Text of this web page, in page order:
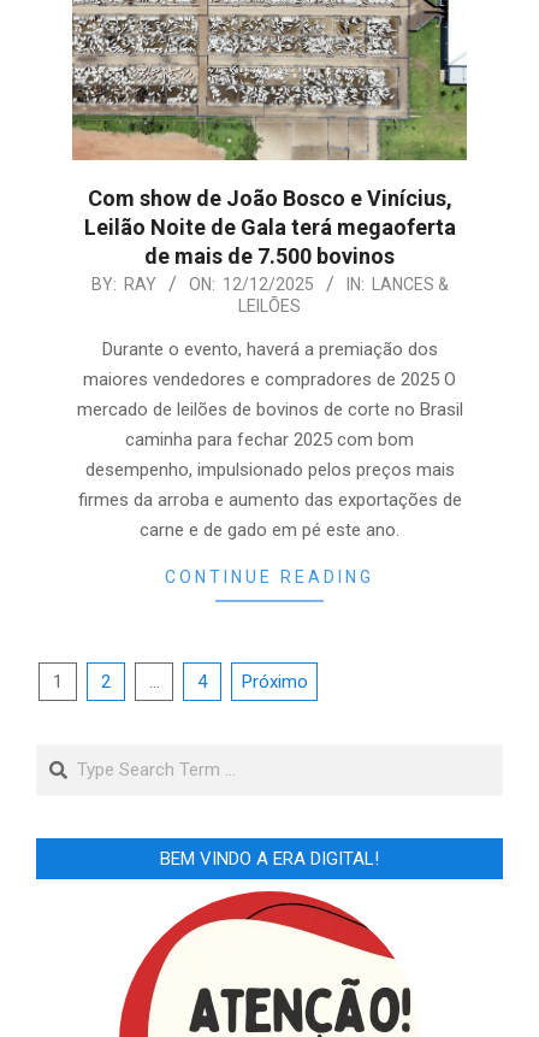
Com show de João Bosco e Vinícius,
Leilão Noite de Gala terá megaoferta
de mais de 7.500 bovinos
2025-
BY: RAY ON: 12/12/2025 IN:
LANCES &
LEILÕES
Durante o evento, haverá a premiação dos
maiores vendedores e compradores de 2025 O
mercado de leilões de bovinos de corte no Brasil
caminha para fechar 2025 com bom
desempenho, impulsionado pelos preços mais
firmes da arroba e aumento das exportações de
carne e de gado em pé este ano.
CONTINUE READING
Paginação
posts
1 2 4 Próximo
Search
BEM VINDO A ERA DIGITAL!